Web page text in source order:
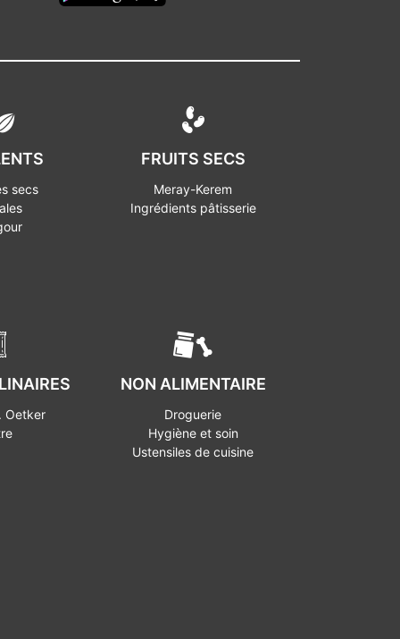
secs
FRUITS SECS
Meray-Kerem
Ingrédients pâtisserie
Oetker
NON ALIMENTAIRE
Droguerie
Hygiène et soin
Ustensiles de cuisine